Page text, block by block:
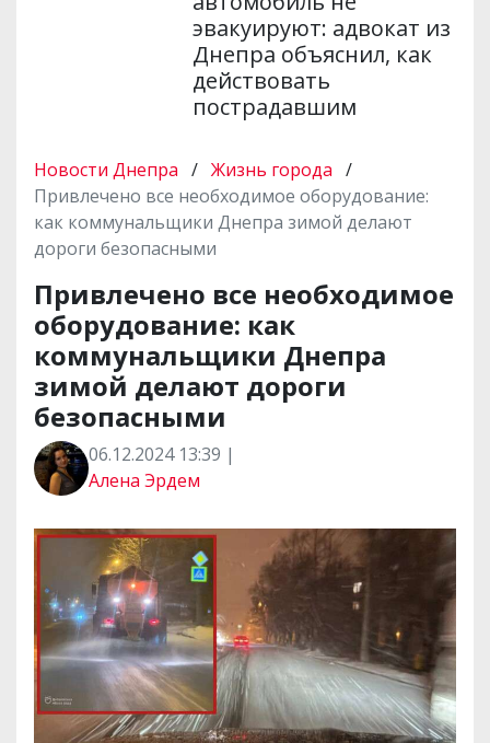
эвакуируют: адвокат из
Днепра объяснил, как
действовать
пострадавшим
Новости Днепра / Жизнь города /
Привлечено все необходимое оборудование:
как коммунальщики Днепра зимой делают
дороги безопасными
Привлечено все необходимое
оборудование: как
коммунальщики Днепра
зимой делают дороги
безопасными
06.12.2024 13:39 |
Алена Эрдем